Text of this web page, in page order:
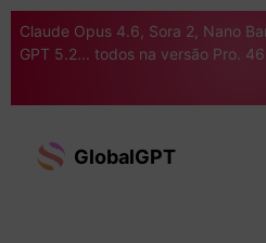
Claude Opus 4.6, Sora 2, Nano
GPT 5.2... todos na versão Pro.
GlobalGPT